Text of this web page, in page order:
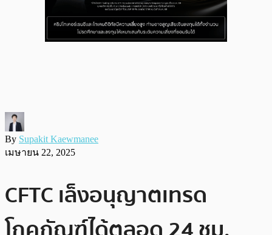
By Supakit Kaewmanee
เมษายน 22, 2025
CFTC เล็งอนุญาตเทรด